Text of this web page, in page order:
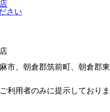
さい
市、朝倉郡筑前町、朝倉郡東
利用者のみに提示しておりま